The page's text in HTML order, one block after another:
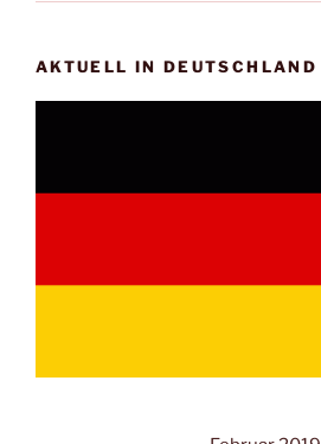
AKTUELL IN DEUTSCHLAND